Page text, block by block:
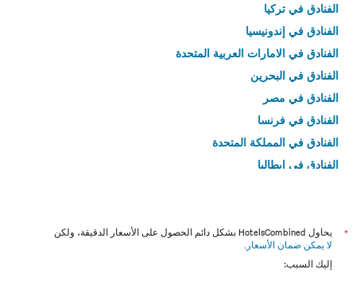
الفنادق في تركيا
الفنادق في إندونيسيا
الفنادق في الامارات العربية المتحدة
الفنادق في البحرين
الفنادق في مصر
الفنادق في فرنسا
الفنادق في المملكة المتحدة
الفنادق في إيطاليا
*
يحاول HotelsCombined بشكل دائم الحصول على الأسعار الدقيقة، ولكن
لا يمكن ضمان الأسعار .
إليك السبب: